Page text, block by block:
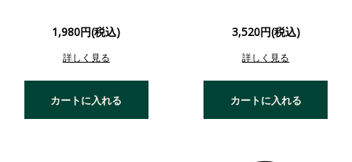
1,980円(税込)
詳しく見る
カートに入れる
3,520円(税込)
詳しく見る
カートに入れる